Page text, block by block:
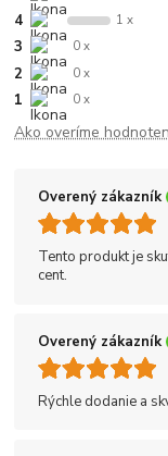
4 1 x
3 0 x
2 0 x
1 0 x
Ako overíme
Overený zákazník
Tento produkt je
cent.
Overený zákazník
Rýchle dodanie a